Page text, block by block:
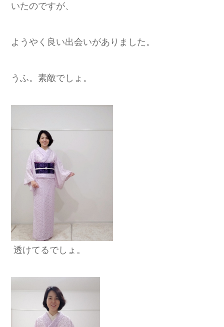
いたのですが、
ようやく良い出会いがありました。
うふ。素敵でしょ。
透けてるでしょ。